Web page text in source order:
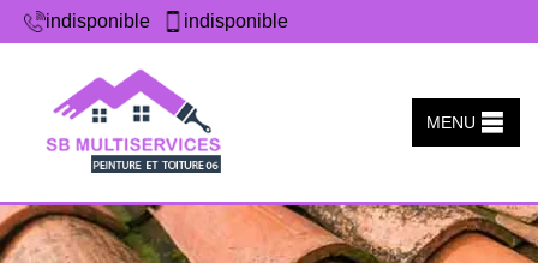
indisponible indisponible
MENU